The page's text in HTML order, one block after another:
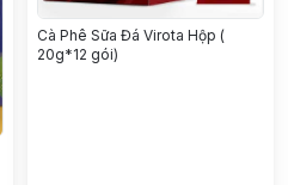
Cà Phê Sữa Đá Virota Hộp (
20g*12 gói)